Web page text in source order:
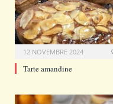
12 NOVEMBRE 2024
Tarte amandine